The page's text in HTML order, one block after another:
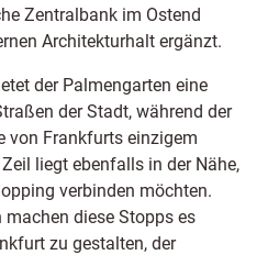
Zentralbank im Ostend
Architekturhalt ergänzt.
der Palmengarten eine
der Stadt, während der
von Frankfurts einzigem
liegt ebenfalls in der Nähe,
verbinden möchten.
diese Stopps es
zu gestalten, der